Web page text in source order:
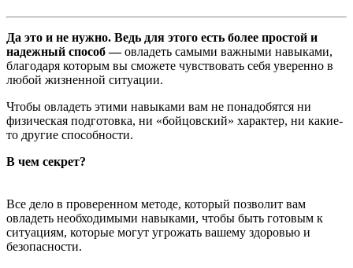
Да это и не нужно. Ведь для этого есть более простой и
надежный способ —овладеть самыми важными навыками,
благодаря которым вы сможете чувствовать себя уверенно в
любой жизненной ситуации.
Чтобы овладеть этими навыками вам не понадобятся ни
физическая подготовка, ни «бойцовский» характер, ни какие-
то другие способности.
В чем секрет?
Все дело в проверенном методе, который позволит вам
овладеть необходимыми навыками, чтобы быть готовым к
ситуациям, которые могут угрожать вашему здоровью и
безопасности.